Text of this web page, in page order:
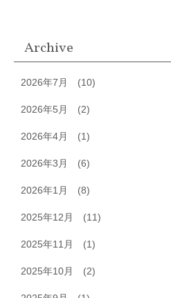
Archive
2026年7月 (10)
2026年5月 (2)
2026年4月 (1)
2026年3月 (6)
2026年1月 (8)
2025年12月 (11)
2025年11月 (1)
2025年10月 (2)